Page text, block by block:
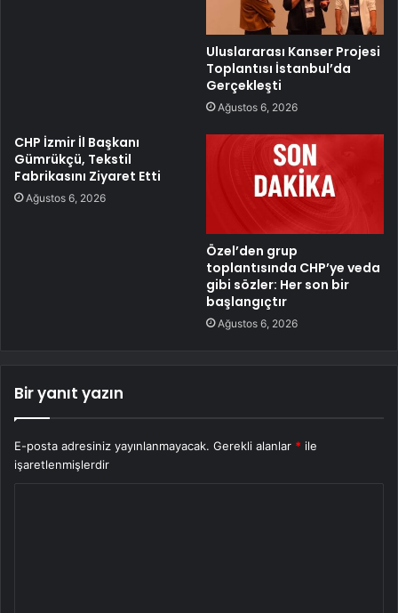
Uluslararası Kanser Projesi
Toplantısı İstanbul’da
Gerçekleşti
Ağustos 6, 2026
CHP İzmir İl Başkanı
Gümrükçü, Tekstil
Fabrikasını Ziyaret Etti
Ağustos 6, 2026
Özel’den grup
toplantısında CHP’ye veda
gibi sözler: Her son bir
başlangıçtır
Ağustos 6, 2026
Bir yanıt yazın
E-posta adresiniz yayınlanmayacak. Gerekli alanlar * ile
işaretlenmişlerdir